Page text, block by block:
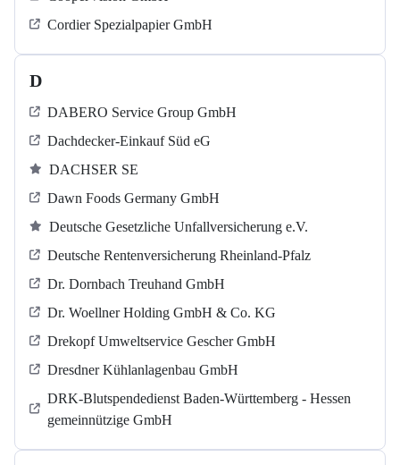
Cordier Spezialpapier GmbH
D
DABERO Service Group GmbH
Dachdecker-Einkauf Süd eG
DACHSER SE
Dawn Foods Germany GmbH
Deutsche Gesetzliche Unfallversicherung e.V.
Deutsche Rentenversicherung Rheinland-Pfalz
Dr. Dornbach Treuhand GmbH
Dr. Woellner Holding GmbH & Co. KG
Drekopf Umweltservice Gescher GmbH
Dresdner Kühlanlagenbau GmbH
DRK-Blutspendedienst Baden-Württemberg - Hessen
gemeinnützige GmbH